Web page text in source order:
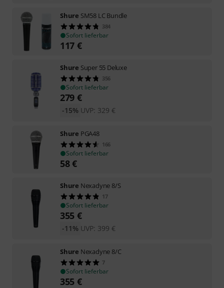
Shure SM58 LC Bundle
384
Sofort lieferbar
117 €
Shure Super 55 Deluxe
356
Sofort lieferbar
279 €
UVP: 329 €
-15%
Shure PGA48
166
Sofort lieferbar
58€
Shure Nexadyne 8/S
17
Sofort lieferbar
355 €
UVP: 399 €
-11%
Shure Nexadyne 8/C
7
Sofort lieferbar
355 €